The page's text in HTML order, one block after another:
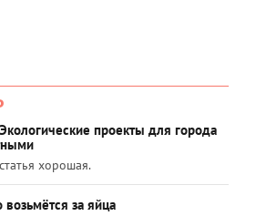
проекты для города
хорошая.
возьмётся за яйца